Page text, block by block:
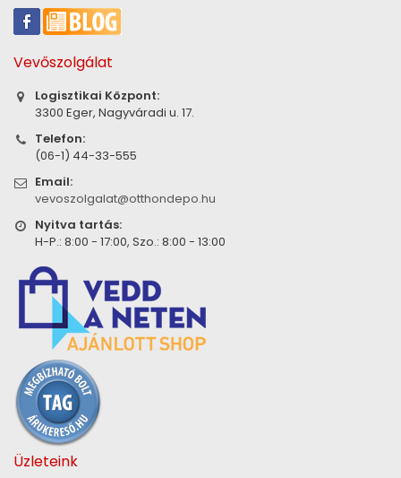
Vevőszolgálat
Logisztikai Központ:
3300 Eger, Nagyváradi u. 17.
Telefon:
(06-1) 44-33-555
Email:
vevoszolgalat@otthondepo.hu
Nyitva tartás:
H-P.: 8:00 - 17:00, Szo.: 8:00 - 13:00
Üzleteink